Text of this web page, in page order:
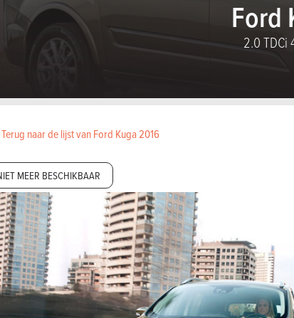
Ford
2.0 TDCi
Terug naar de lijst van Ford Kuga 2016
MEER BESCHIKBAAR